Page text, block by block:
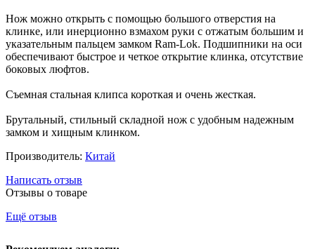
Нож можно открыть с помощью большого отверстия на
клинке, или инерционно взмахом руки с отжатым большим и
указательным пальцем замком Ram-Lok. Подшипники на оси
обеспечивают быстрое и четкое открытие клинка, отсутствие
боковых люфтов.
Съемная стальная клипса короткая и очень жесткая.
Брутальный, стильный складной нож с удобным надежным
замком и хищным клинком.
Производитель: Китай
Написать отзыв
Отзывы о товаре
Ещё отзыв